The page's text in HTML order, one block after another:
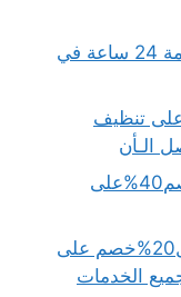
كشف تسربات المياه لبن الرياض خدمة 24 ساعة في
على تنظيف
الـأن
شركة تنظيف بضرما..احصل على خصم40%على
شركة تنظيف مطاعم بالرياض..احصل20%خصم على